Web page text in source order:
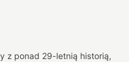
z ponad 29-letnią historią,